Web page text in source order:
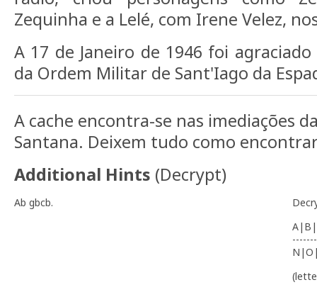
Zequinha e a Lelé, com Irene Velez,
A 17 de Janeiro de 1946 foi
da Ordem Militar de Sant'Iago da
A cache encontra-se nas imediações
Santana. Deixem tudo como
Additional Hints (Decrypt)
Ab gbcb.